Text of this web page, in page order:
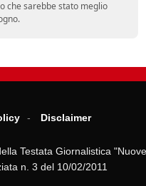
che sarebbe stato meglio
Disclaimer
Testata Giornalistica
n. 3 del 10/02/2011